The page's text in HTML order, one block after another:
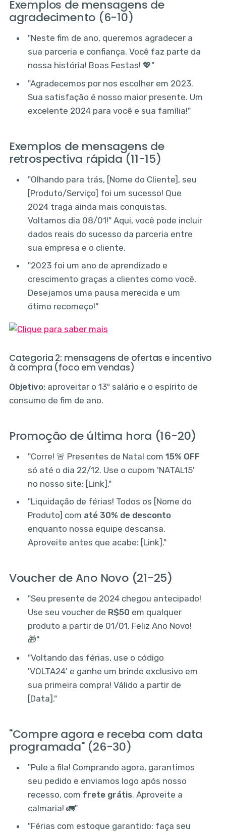
Exemplos de mensagens de
agradecimento (6-10)
"Neste fim de ano, queremos agradecer a
sua parceria e confiança. Você faz parte da
nossa história! Boas Festas! 💖"
"Agradecemos por nos escolher em 2023.
Sua satisfação é nosso maior presente. Um
excelente 2024 para você e sua família!"
Exemplos de mensagens de
retrospectiva rápida (11-15)
"Olhando para trás, [Nome do Cliente], seu
[Produto/Serviço] foi um sucesso! Que
2024 traga ainda mais conquistas.
Voltamos dia 08/01!" Aqui, você pode incluir
dados reais do sucesso da parceria entre
sua empresa e o cliente.
"2023 foi um ano de aprendizado e
crescimento graças a clientes como você.
Desejamos uma pausa merecida e um
ótimo recomeço!"
Categoria 2: mensagens de ofertas e incentivo
à compra (foco em vendas)
Objetivo:aproveitar o 13º salário e o espírito de
consumo de fim de ano.
Promoção de última hora (16-20)
"Corre! 🚨 Presentes de Natal com15% OFF
só até o dia 22/12. Use o cupom 'NATAL15'
no nosso site: [Link]."
"Liquidação de férias! Todos os [Nome do
Produto] com até 30% de desconto
enquanto nossa equipe descansa.
Aproveite antes que acabe: [Link]."
Voucher de Ano Novo (21-25)
"Seu presente de 2024 chegou antecipado!
Use seu voucher de R$50 em qualquer
produto a partir de 01/01. Feliz Ano Novo!
🎁"
"Voltando das férias, use o código
'VOLTA24' e ganhe um brinde exclusivo em
sua primeira compra! Válido a partir de
[Data]."
"Compre agora e receba com data
programada" (26-30)
"Pule a fila! Comprando agora, garantimos
seu pedido e enviamos logo após nosso
recesso, com frete grátis. Aproveite a
calmaria! 🚛"
"Férias com estoque garantido: faça seu